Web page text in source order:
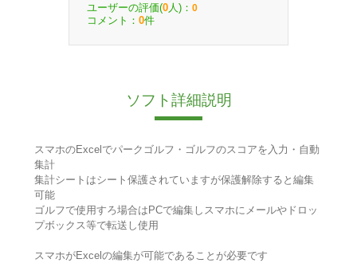
ユーザーの評価(0 人)： 0
コメント： 0件
ソフト詳細説明
スマホのExcelでパークゴルフ・ゴルフのスコアを入力・自動
集計
集計シートはシート保護されていますが保護解除すると編集
可能
ゴルフで使用すろ場合はPCで編集しスマホにメールやドロッ
プボックス等で転送し使用
スマホがExcelの編集が可能であることが必要です